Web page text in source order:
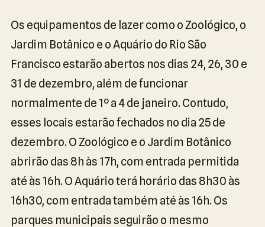
Os equipamentos de lazer como o Zoológico, o
Jardim Botânico e o Aquário do Rio São
Francisco estarão abertos nos dias 24, 26, 30 e
31 de dezembro, além de funcionar
normalmente de 1º a 4 de janeiro. Contudo,
esses locais estarão fechados no dia 25 de
dezembro. O Zoológico e o Jardim Botânico
abrirão das 8h às 17h, com entrada permitida
até às 16h. O Aquário terá horário das 8h30 às
16h30, com entrada também até às 16h. Os
parques municipais seguirão o mesmo